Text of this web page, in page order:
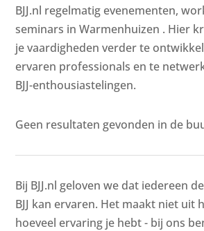
BJJ.nl regelmatig evenementen,
seminars in Warmenhuizen . Hier
je vaardigheden verder te
ervaren professionals en te
BJJ-enthousiastelingen.
Geen resultaten gevonden in de
Bij BJJ.nl geloven we dat iedereen
BJJ kan ervaren. Het maakt niet uit
hoeveel ervaring je hebt - bij ons